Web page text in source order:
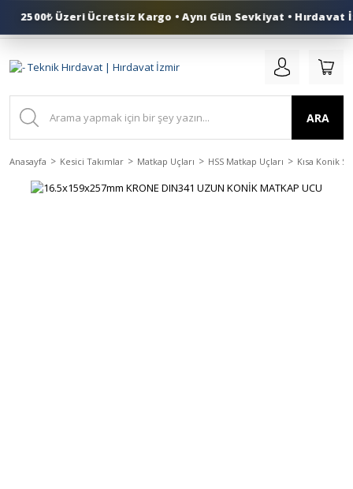
0 (553) 324 41 50
ARA
Anasayfa Kesici Takımlar Matkap Uçları HSS Matkap Uçları Kısa Konik
2500₺ Üzeri Ücretsiz Kargo • Aynı Gün Sevkiyat • Hırdavat